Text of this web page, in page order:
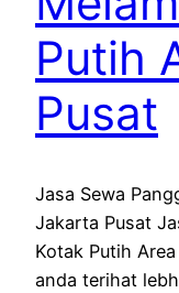
Putih
Pusat
Jasa Sewa
Jakarta Pusat
Kotak Putih
anda terihat